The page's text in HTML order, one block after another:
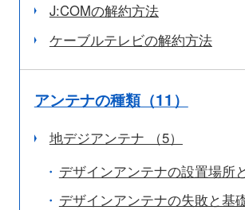
J:COMの解約方法
ケーブルテレビの解約方法
アンテナの種類（11）
地デジアンテナ （5）
デザインアンテナの設置場所
デザインアンテナの失敗と基